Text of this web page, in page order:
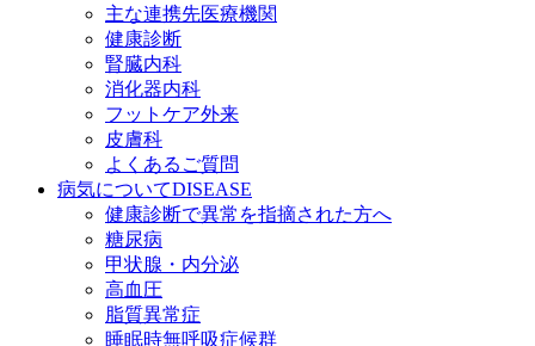
主な連携先医療機関
健康診断
腎臓内科
消化器内科
フットケア外来
皮膚科
よくあるご質問
病気についてDISEASE
健康診断で異常を指摘された方へ
糖尿病
甲状腺・内分泌
高血圧
脂質異常症
睡眠時無呼吸症候群